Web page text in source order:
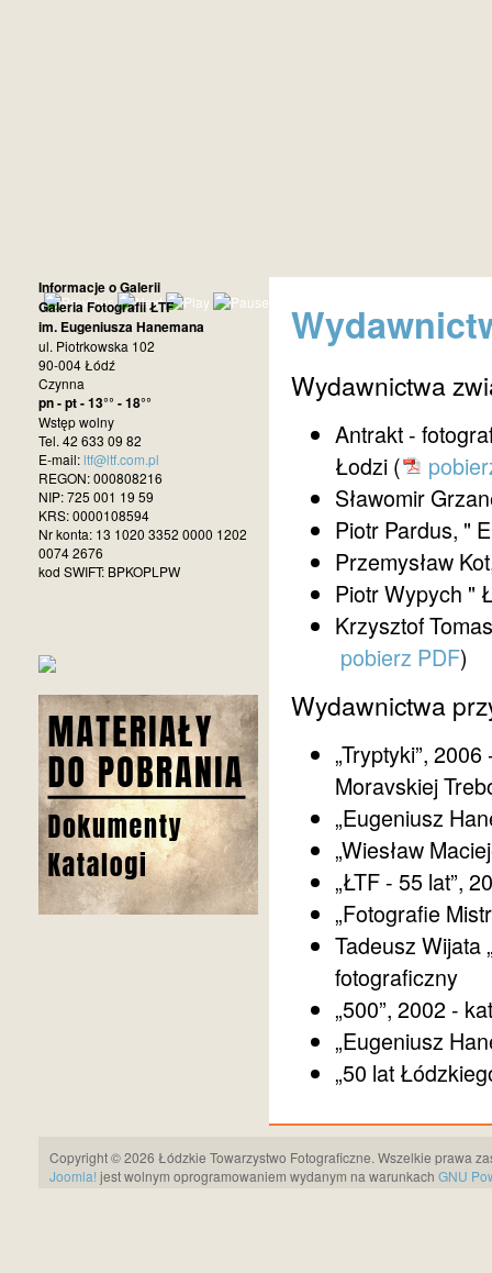
Wydawnictwa
Antrakt -
Łodzi (
Sławomir
Piotr Pardus, "
Przemysław
Piotr Wypych "
Krzysztof
pobierz PDF)
Wydawnictwa
„Tryptyki”,
Moravskiej
„Eugeniusz
„Wiesław
„ŁTF - 55 lat”,
„Fotografie
Tadeusz Wijata
fotograficzny
„500”, 2002 -
„Eugeniusz
„50 lat
Informacje o Galerii
Galeria Fotografii ŁTF
im. Eugeniusza Hanemana
ul. Piotrkowska 102
90-004 Łódź
Czynna
pn - pt - 13°° - 18°°
Wstęp wolny
Tel. 42 633 09 82
E-mail:ltf@ltf.com.pl
REGON: 000808216
NIP: 725 001 19 59
KRS: 0000108594
Nr konta: 13 1020 3352 0000 1202
0074 2676
kod SWIFT: BPKOPLPW
Copyright © 2026 Łódzkie Towarzystwo Fotograficzne. Wszelkie prawa
Joomla! jest wolnym oprogramowaniem wydanym na warunkach GNU